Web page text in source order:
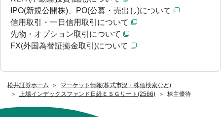
松井証券ホーム
マーケット情報(株式市況・株価検索など)
上場インデックスファンド日経ＥＳＧリート(2566)
株主優待
IPO(新規公開株)、PO(公募・売出し)について
信用取引・一日信用取引について
先物・オプション取引について
FX(外国為替証拠金取引)について